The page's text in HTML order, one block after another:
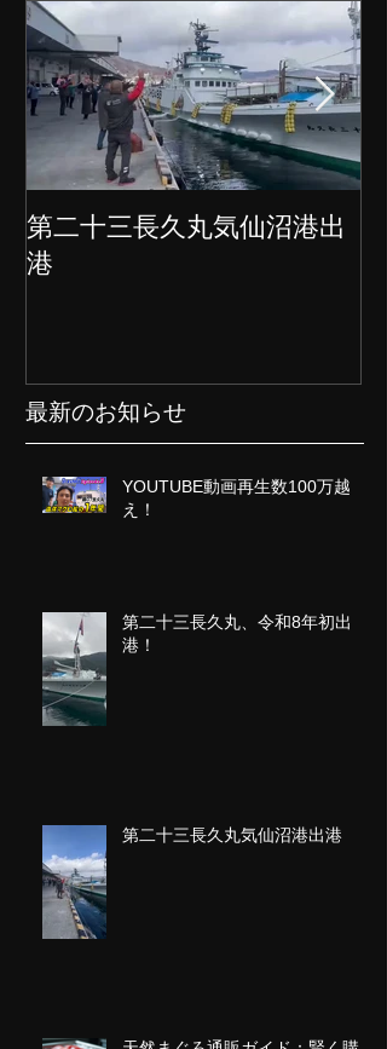
第二十三長久丸気仙沼港出
港
最新のお知らせ
YOUTUBE動画再生数100万越
え！
第二十三長久丸、令和8年初出
港！
第二十三長久丸気仙沼港出港